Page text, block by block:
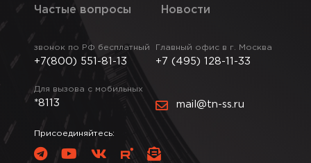
Частые вопросы Новости
звонок по РФ бесплатный
+7(800) 551-81-13
Главный офис в г. Москва
+7 (495) 128-11-33
Для вызова с мобильных
*8113 mail@tn-ss.ru
Присоединяйтесь: